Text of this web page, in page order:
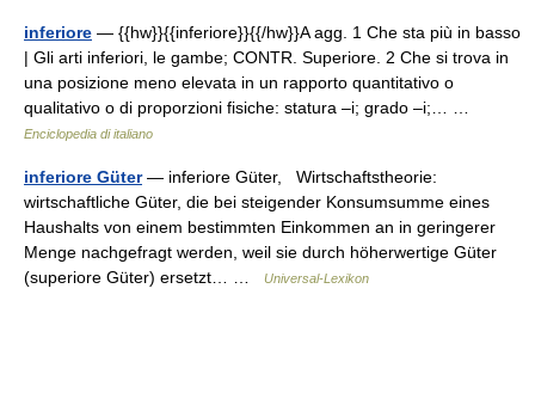
inferiore — {{hw}}{{inferiore}}{{/hw}}A agg. 1 Che sta più in basso
| Gli arti inferiori, le gambe; CONTR. Superiore. 2 Che si trova in
una posizione meno elevata in un rapporto quantitativo o
qualitativo o di proporzioni fisiche: statura –i; grado –i;… …
Enciclopedia di italiano
inferiore Güter— inferiore Güter, Wirtschaftstheorie:
wirtschaftliche Güter, die bei steigender Konsumsumme eines
Haushalts von einem bestimmten Einkommen an in geringerer
Menge nachgefragt werden, weil sie durch höherwertige Güter
(superiore Güter) ersetzt… …
Universal-Lexikon